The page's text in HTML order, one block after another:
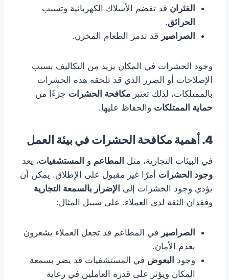
الفئران قد تقضم الأسلاك الكهربائية وتسبب
الحرائق.
الصراصير قد تدمر الطعام المخزن.
وجود الحشرات في المكان يزيد من التكاليف بسبب
الإصلاحات أو الضرر الذي قد تلحقه هذه الحشرات
بالممتلكات، لذلك تعتبر مكافحة الحشرات جزءًا من
حماية الممتلكات والحفاظ عليها.
4. أهمية مكافحة الحشرات في بيئة العمل
في البيئات التجارية، مثل المطاعم و المستشفيات، يعد
وجود الحشرات أمرًا غير مقبول على الإطلاق. يمكن أن
يؤدي وجود الحشرات إلى الإضرار بالسمعة التجارية
وفقدان الثقة لدى العملاء. على سبيل المثال:
الصراصير في المطاعم قد تجعل العملاء يشعرون
بعدم الأمان.
وجود البعوض في المستشفيات قد يضر بسمعة
المكان ويؤثر على قدرة العاملين في رعاية